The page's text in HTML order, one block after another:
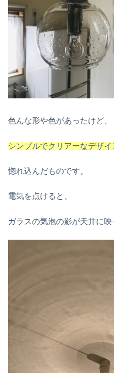
色んな形や色があったけど、
シンプルでクリアーなデザイ
惚れ込んだものです。
電気を点けると、
ガラスの気泡の影が天井に映